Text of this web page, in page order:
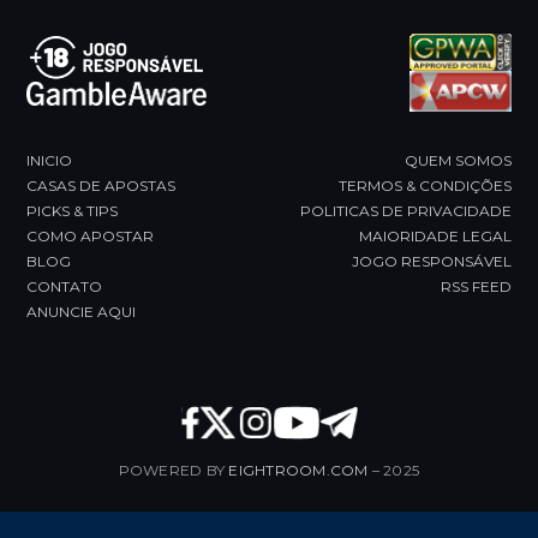
INICIO
CASAS DE APOSTAS
PICKS & TIPS
COMO APOSTAR
BLOG
CONTATO
ANUNCIE AQUI
QUEM SOMOS
TERMOS & CONDIÇÕES
POLITICAS DE PRIVACIDADE
MAIORIDADE LEGAL
JOGO RESPONSÁVEL
RSS FEED
POWERED BY EIGHTROOM.COM – 2025